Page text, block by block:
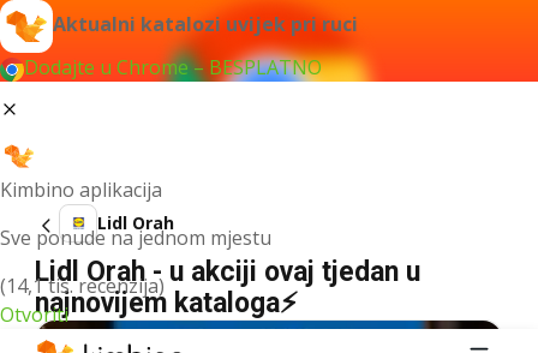
Aktualni katalozi uvijek pri ruci
Dodajte u Chrome – BESPLATNO
Kimbino aplikacija
Sve ponude na jednom mjestu
(14,1 tis. recenzija)
Otvoriti
Lidl Orah
Lidl Orah - u akciji ovaj tjedan u
najnovijem kataloga⚡